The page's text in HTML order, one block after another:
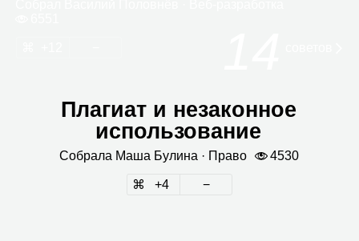
Плагиат и незаконное
использование
Собрала Маша Булина · Право 4530
4